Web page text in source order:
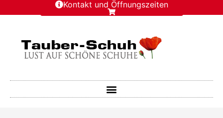
Kontakt und Öffnungszeiten